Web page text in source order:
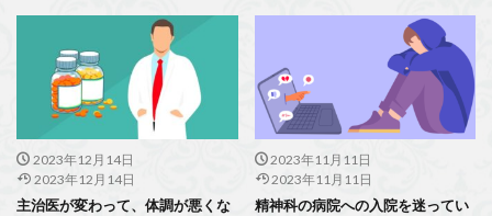
2023年12月14日
2023年12月14日
主治医が変わって、体調が悪くな
2023年11月11日
2023年11月11日
精神科の病院への入院を迷ってい